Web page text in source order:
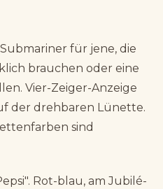
für jene, die
brauchen oder eine
Vier-Zeiger-Anzeige
der drehbaren Lünette.
sind
Rot-blau, am Jubilé-